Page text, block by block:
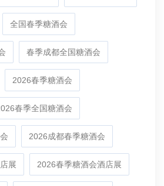
全国春季糖酒会
春季成都全国糖酒会
2026春季糖酒会
春季全国糖酒会
2026成都春季糖酒会
展 2026春季糖酒会酒店展